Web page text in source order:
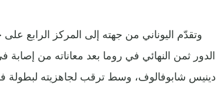
وتقدّم اليوناني من جهته إلى المركز الرابع
الدور ثمن النهائي في روما بعد معاناته من